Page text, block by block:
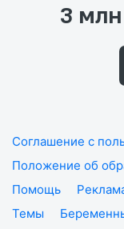
3
Соглашение с
Положение об
Помощь
Темы